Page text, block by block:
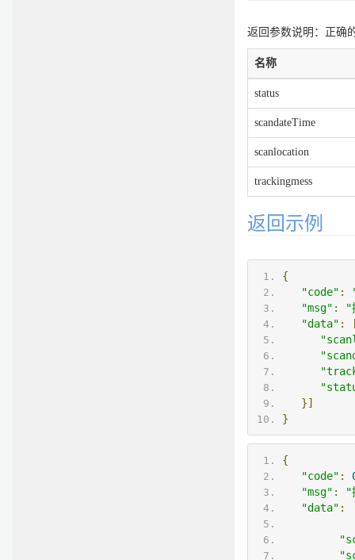
返回参数说明：正确
名称
status
scandateTime
scanlocation
trackingmess
返回示例
{
"code" :
"msg" :
"
"data" :
}]
}
{
"code" :
"msg" :
"
"data" :